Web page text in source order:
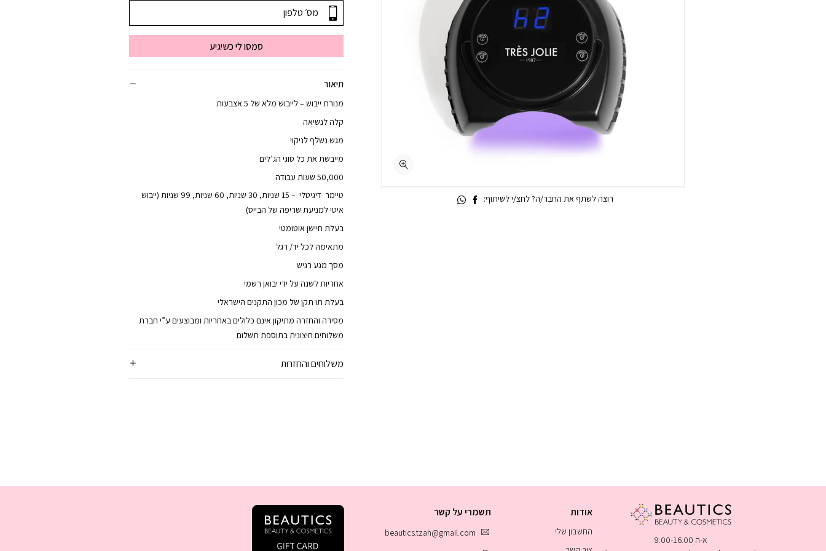
סמסו לי כשיגיע
תיאור
מנורת ייבוש – לייבוש מלא של 5 אצבעות
קלה לנשיאה
מגש נשלף לניקוי
מייבשת את כל סוגי הג’לים
50,000 שעות עבודה
טיימר דיגיטלי – 15 שניות, 30 שניות, 60 שניות, 99 שניות (ייבוש
איטי למניעת שריפה של הבייס)
בעלת חיישן אוטומטי
מתאימה לכל יד/ רגל
מסך מגע רגיש
אחריות לשנה על ידי יבואן רשמי
בעלת תו תקן של מכון התקנים הישראלי
מסירה והחזרה מתיקון אינם כלולים באחריות ומבוצעים ע”י חברת
משלוחים חיצונית בתוספת תשלום
משלוחים והחזרות
רוצה לשתף את החבר/ה? לחצ/י לשיתוף:
אודות
החשבון שלי
תשמרי על קשר
beautics.tzah@gmail.com
א-ה 9:00-16:00